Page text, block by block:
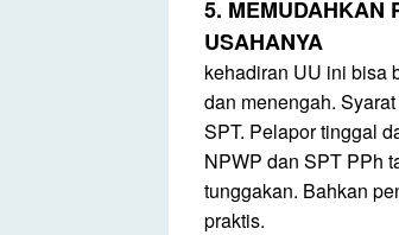
5. MEMUDAHKAN
USAHANYA
kehadiran UU ini bisa
dan menengah.
SPT. Pelapor tinggal
NPWP dan SPT PPh
tunggakan. Bahkan
praktis.